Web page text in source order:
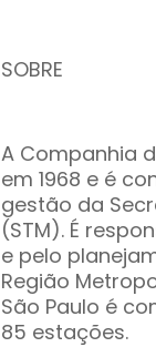
SOBRE
A Companhia
em 1968 e é
gestão da
(STM). É
e pelo
Região
São Paulo é
85 estações.